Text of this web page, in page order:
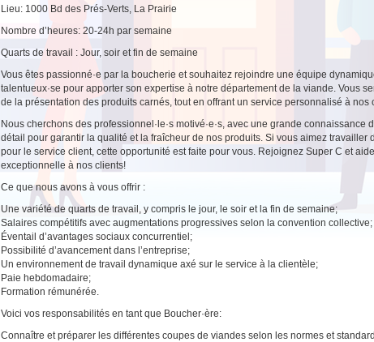
Lieu: 1000 Bd des Prés-Verts, La Prairie
Nombre d’heures: 20-24h par semaine
Quarts de travail : Jour, soir et fin de semaine
Vous êtes passionné·e par la boucherie et souhaitez rejoindre une équipe
talentueux·se pour apporter son expertise à notre département de la viande. Vous
de la présentation des produits carnés, tout en offrant un service personnalisé à nos
Nous cherchons des professionnel·le·s motivé·e·s, avec une grande
détail pour garantir la qualité et la fraîcheur de nos produits. Si vous aimez
pour le service client, cette opportunité est faite pour vous. Rejoignez Super C et
exceptionnelle à nos clients!
Ce que nous avons à vous offrir :
Une variété de quarts de travail, y compris le jour, le soir et la fin de semaine;
Salaires compétitifs avec augmentations progressives selon la convention collective;
Éventail d’avantages sociaux concurrentiel;
Possibilité d’avancement dans l’entreprise;
Un environnement de travail dynamique axé sur le service à la clientèle;
Paie hebdomadaire;
Formation rémunérée.
Voici vos responsabilités en tant que Boucher·ère:
Connaître et préparer les différentes coupes de viandes selon les normes et